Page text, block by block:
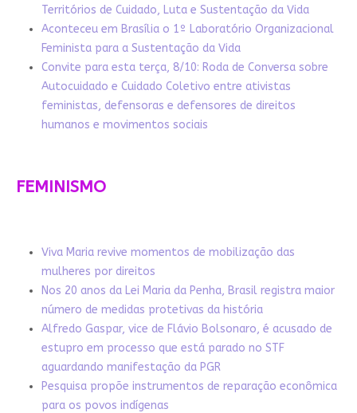
Territórios de Cuidado, Luta e Sustentação da Vida
Aconteceu em Brasília o 1º Laboratório Organizacional
Feminista para a Sustentação da Vida
Convite para esta terça, 8/10: Roda de Conversa sobre
Autocuidado e Cuidado Coletivo entre ativistas
feministas, defensoras e defensores de direitos
humanos e movimentos sociais
FEMINISMO
Viva Maria revive momentos de mobilização das
mulheres por direitos
Nos 20 anos da Lei Maria da Penha, Brasil registra maior
número de medidas protetivas da história
Alfredo Gaspar, vice de Flávio Bolsonaro, é acusado de
estupro em processo que está parado no STF
aguardando manifestação da PGR
Pesquisa propõe instrumentos de reparação econômica
para os povos indígenas